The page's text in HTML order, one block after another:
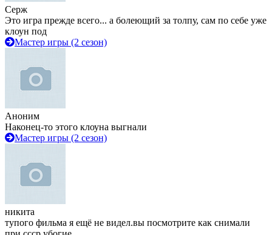
Серж
Это игра прежде всего... а болеющий за толпу, сам по себе уже
клоун под
Мастер игры (2 сезон)
Аноним
Наконец-то этого клоуна выгнали
Мастер игры (2 сезон)
никита
тупого фильма я ещё не видел.вы посмотрите как снимали